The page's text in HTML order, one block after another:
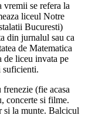
vremii se refera la
liceul Notre
Bucuresti)
din jurnalul sau ca
de Matematica
de liceu invata pe
suficienti.
(fie acasa
concerte si filme.
si la munte. Balcicul